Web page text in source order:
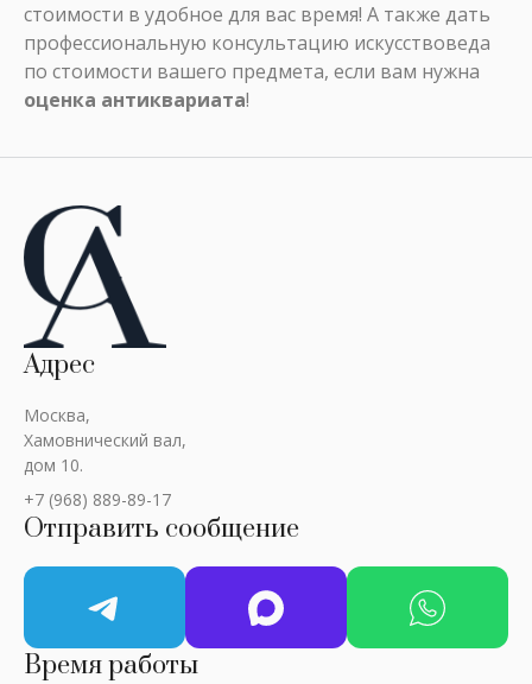
стоимости в удобное для вас время! А также дать
профессиональную консультацию искусствоведа
по стоимости вашего предмета, если вам нужна
оценка антиквариата!
Адрес
Москва,
Хамовнический вал,
дом 10.
+7 (968) 889-89-17
Отправить сообщение
Время работы